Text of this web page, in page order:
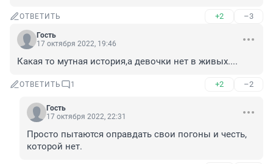
ОТВЕТИТЬ +2 –3
Гость
17 октября 2022, 19:46
Какая то мутная история,а девочки нет в живых....
ОТВЕТИТЬ 1 +2 –2
Гость
17 октября 2022, 22:31
Просто пытаются оправдать свои погоны и честь,
которой нет.